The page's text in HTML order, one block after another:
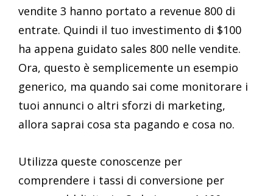
vendite 3 hanno portato a revenue 800 di
entrate. Quindi il tuo investimento di $100
ha appena guidato sales 800 nelle vendite.
Ora, questo è semplicemente un esempio
generico, ma quando sai come monitorare i
tuoi annunci o altri sforzi di marketing,
allora saprai cosa sta pagando e cosa no.
Utilizza queste conoscenze per
comprendere i tassi di conversione per